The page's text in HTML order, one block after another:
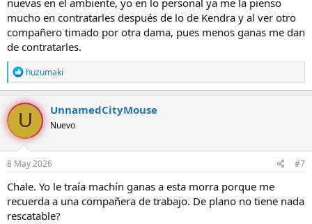
mucho en contratarles después de lo de Kendra y al ver otro
compañero timado por otra dama, pues menos ganas me dan
de contratarles.
R
e
a
c
i
o
n
e
s
:
huzumaki
U UnnamedCityMouse
Nuevo
8 May 2026 #7
Chale. Yo le traía machín ganas a esta morra porque me
recuerda a una compañera de trabajo. De plano no tiene nada
rescatable?